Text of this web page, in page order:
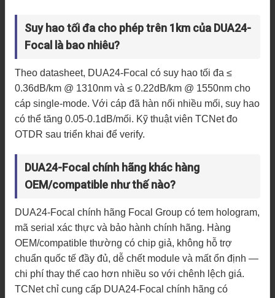
Suy hao tối đa cho phép trên 1km của DUA24-
Focal là bao nhiêu?
Theo datasheet, DUA24-Focal có suy hao tối đa ≤
0.36dB/km @ 1310nm và ≤ 0.22dB/km @ 1550nm cho
cáp single-mode. Với cáp đã hàn nối nhiều mối, suy hao
có thể tăng 0.05-0.1dB/mối. Kỹ thuật viên TCNet đo
OTDR sau triển khai để verify.
DUA24-Focal chính hãng khác hàng
OEM/compatible như thế nào?
DUA24-Focal chính hãng Focal Group có tem hologram,
mã serial xác thực và bảo hành chính hãng. Hàng
OEM/compatible thường có chip giả, không hỗ trợ
chuẩn quốc tế đầy đủ, dễ chết module và mất ổn định —
chi phí thay thế cao hơn nhiều so với chênh lệch giá.
TCNet chỉ cung cấp DUA24-Focal chính hãng có